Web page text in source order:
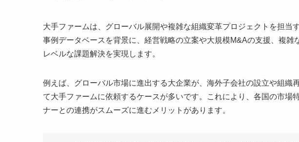
大手ファームは、グローバル展開や複雑な組織変革プロジェクトを担当
事例データベースを背景に、経営戦略の立案や大規模M&Aの支援、複雑
レベルな課題解決を実現します。
例えば、グローバル市場に進出する大企業が、海外子会社の設立や組織
て大手ファームに依頼するケースが多いです。これにより、各国の市場
ナーとの連携がスムーズに進むメリットがあります。